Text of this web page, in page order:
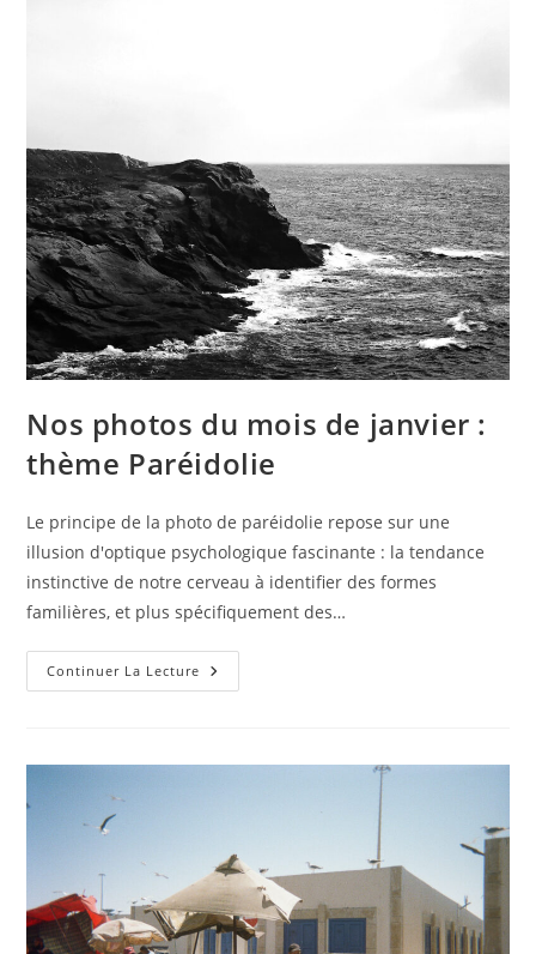
Nos photos du mois de janvier :
thème Paréidolie
Le principe de la photo de paréidolie repose sur une
illusion d'optique psychologique fascinante : la tendance
instinctive de notre cerveau à identifier des formes
familières, et plus spécifiquement des…
Continuer La Lecture Nos
Photos
: